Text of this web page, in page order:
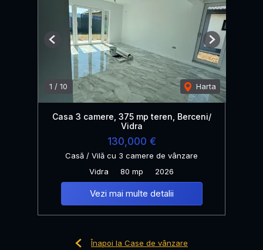
1 / 10 Harta
Previous Next
Casa 3 camere, 375 mp teren, Berceni/
Vidra
130,000 €
Casă / Vilă cu 3 camere de vânzare
Vidra
80 mp 2026
Vezi mai multe detalii
Înapoi la Case de vânzare